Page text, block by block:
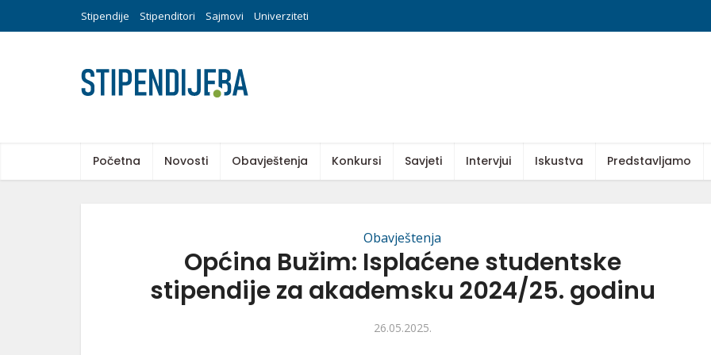
Stipendije Stipenditori Sajmovi Univerziteti
Početna Novosti Obavještenja Konkursi Savjeti Intervjui Iskustva Predstavljamo
Obavještenja
Općina Bužim: Isplaćene studentske
stipendije za akademsku 2024/25. godinu
26.05.2025.